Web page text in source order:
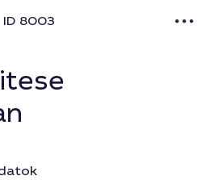
ID 8003